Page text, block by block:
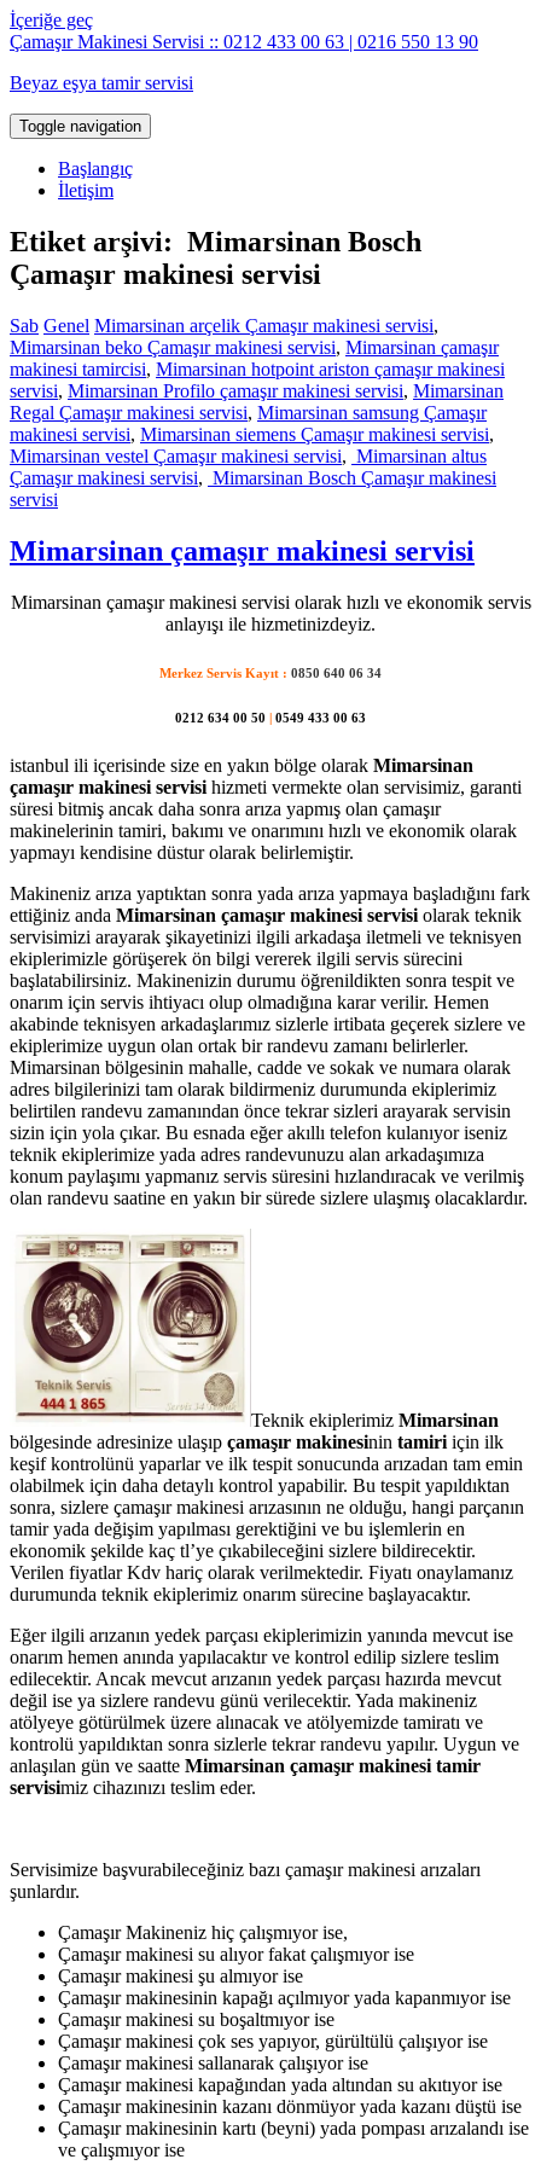
İçeriğe geç
Çamaşır Makinesi Servisi :: 0212 433 00 63 | 0216 550 13 90
Beyaz eşya tamir servisi
Toggle navigation
Başlangıç
İletişim
Etiket arşivi: Mimarsinan Bosch
Çamaşır makinesi servisi
Sab Genel Mimarsinan arçelik Çamaşır makinesi servisi,
Mimarsinan beko Çamaşır makinesi servisi, Mimarsinan çamaşır
makinesi tamircisi, Mimarsinan hotpoint ariston çamaşır makinesi
servisi, Mimarsinan Profilo çamaşır makinesi servisi, Mimarsinan
Regal Çamaşır makinesi servisi, Mimarsinan samsung Çamaşır
makinesi servisi, Mimarsinan siemens Çamaşır makinesi servisi,
Mimarsinan vestel Çamaşır makinesi servisi, Mimarsinan altus
Çamaşır makinesi servisi, Mimarsinan Bosch Çamaşır makinesi
servisi
Mimarsinan çamaşır makinesi servisi
Mimarsinan çamaşır makinesi servisi olarak hızlı ve ekonomik servis
anlayışı ile hizmetinizdeyiz.
Merkez Servis Kayıt : 0850 640 06 34
0212 634 00 50 | 0549 433 00 63
istanbul ili içerisinde size en yakın bölge olarak Mimarsinan
çamaşır makinesi servisi hizmeti vermekte olan servisimiz, garanti
süresi bitmiş ancak daha sonra arıza yapmış olan çamaşır
makinelerinin tamiri, bakımı ve onarımını hızlı ve ekonomik olarak
yapmayı kendisine düstur olarak belirlemiştir.
Makineniz arıza yaptıktan sonra yada arıza yapmaya başladığını fark
ettiğiniz anda Mimarsinan çamaşır makinesi servisi olarak teknik
servisimizi arayarak şikayetinizi ilgili arkadaşa iletmeli ve teknisyen
ekiplerimizle görüşerek ön bilgi vererek ilgili servis sürecini
başlatabilirsiniz. Makinenizin durumu öğrenildikten sonra tespit ve
onarım için servis ihtiyacı olup olmadığına karar verilir. Hemen
akabinde teknisyen arkadaşlarımız sizlerle irtibata geçerek sizlere ve
ekiplerimize uygun olan ortak bir randevu zamanı belirlerler.
Mimarsinan bölgesinin mahalle, cadde ve sokak ve numara olarak
adres bilgilerinizi tam olarak bildirmeniz durumunda ekiplerimiz
belirtilen randevu zamanından önce tekrar sizleri arayarak servisin
sizin için yola çıkar. Bu esnada eğer akıllı telefon kulanıyor iseniz
teknik ekiplerimize yada adres randevunuzu alan arkadaşımıza
konum paylaşımı yapmanız servis süresini hızlandıracak ve verilmiş
olan randevu saatine en yakın bir sürede sizlere ulaşmış olacaklardır.
Teknik ekiplerimiz Mimarsinan
bölgesinde adresinize ulaşıp çamaşır makinesinin tamiri için ilk
keşif kontrolünü yaparlar ve ilk tespit sonucunda arızadan tam emin
olabilmek için daha detaylı kontrol yapabilir. Bu tespit yapıldıktan
sonra, sizlere çamaşır makinesi arızasının ne olduğu, hangi parçanın
tamir yada değişim yapılması gerektiğini ve bu işlemlerin en
ekonomik şekilde kaç tl’ye çıkabileceğini sizlere bildirecektir.
Verilen fiyatlar Kdv hariç olarak verilmektedir. Fiyatı onaylamanız
durumunda teknik ekiplerimiz onarım sürecine başlayacaktır.
Eğer ilgili arızanın yedek parçası ekiplerimizin yanında mevcut ise
onarım hemen anında yapılacaktır ve kontrol edilip sizlere teslim
edilecektir. Ancak mevcut arızanın yedek parçası hazırda mevcut
değil ise ya sizlere randevu günü verilecektir. Yada makineniz
atölyeye götürülmek üzere alınacak ve atölyemizde tamiratı ve
kontrolü yapıldıktan sonra sizlerle tekrar randevu yapılır. Uygun ve
anlaşılan gün ve saatte Mimarsinan çamaşır makinesi tamir
servisimiz cihazınızı teslim eder.
Servisimize başvurabileceğiniz bazı çamaşır makinesi arızaları
şunlardır.
Çamaşır Makineniz hiç çalışmıyor ise,
Çamaşır makinesi su alıyor fakat çalışmıyor ise
Çamaşır makinesi şu almıyor ise
Çamaşır makinesinin kapağı açılmıyor yada kapanmıyor ise
Çamaşır makinesi su boşaltmıyor ise
Çamaşır makinesi çok ses yapıyor, gürültülü çalışıyor ise
Çamaşır makinesi sallanarak çalışıyor ise
Çamaşır makinesi kapağından yada altından su akıtıyor ise
Çamaşır makinesinin kazanı dönmüyor yada kazanı düştü ise
Çamaşır makinesinin kartı (beyni) yada pompası arızalandı ise
ve çalışmıyor ise